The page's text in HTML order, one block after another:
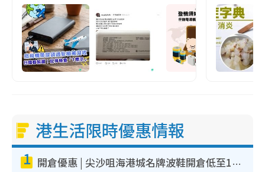
港生活限時優惠情報
1 開倉優惠 | 尖沙咀海港城名牌波鞋開倉低至1折！On鞋$899起／Joy&Peace鞋履$98起